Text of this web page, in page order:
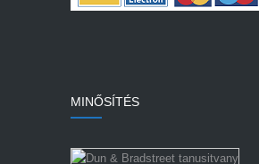
MINŐSÍTÉS